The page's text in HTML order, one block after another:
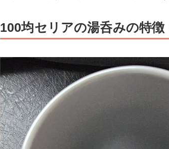
100均セリアの湯呑みの特